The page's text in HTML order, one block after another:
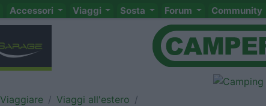
Accessori Viaggi Sosta Forum Community
Viaggiare Viaggi all'estero